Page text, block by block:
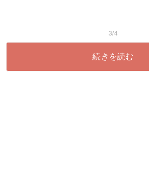
3/4
続きを読む